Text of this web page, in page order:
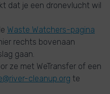
dat je een dronevlucht wil
Waste Watchers-pagina
rechts bovenaan
gaan.
ze met WeTransfer of een
cleanup.org te